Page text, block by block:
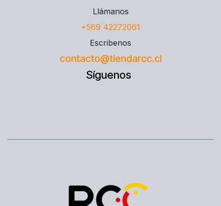
Llámanos
+569 42272061
Escribenos
contacto@tiendarcc.cl
Síguenos